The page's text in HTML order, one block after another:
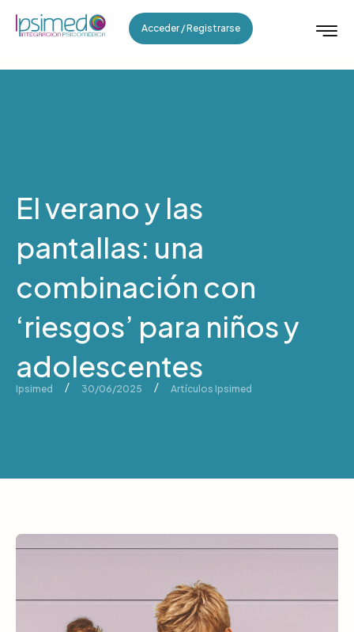
Acceder / Registrarse
El verano y las
pantallas: una
combinación con
‘riesgos’ para niños y
adolescentes
Ipsimed / 30/06/2025 / Artículos Ipsimed